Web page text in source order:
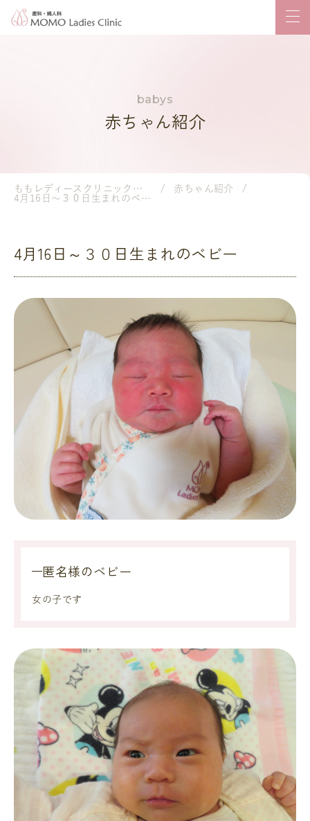
赤ちゃん紹介
ももレディースクリニック｜岡山市の産婦人科・小児科
赤ちゃん紹介
4月16日～３０日生まれのベビー
4月16日～３０日生まれのベビー
匿名様のベビー
女の子です